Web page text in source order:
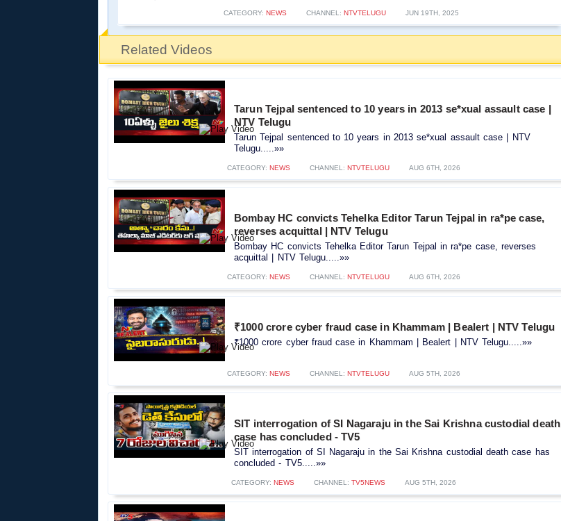
CATEGORY: NEWS CHANNEL: NTVTELUGU JUN 19TH, 2025
Related Videos
Tarun Tejpal sentenced to 10 years in 2013 se*xual assault case |
NTV Telugu
Tarun Tejpal sentenced to 10 years in 2013 se*xual assault case | NTV
Telugu.....»»
CATEGORY: NEWS CHANNEL: NTVTELUGU AUG 6TH, 2026
Bombay HC convicts Tehelka Editor Tarun Tejpal in ra*pe case,
reverses acquittal | NTV Telugu
Bombay HC convicts Tehelka Editor Tarun Tejpal in ra*pe case, reverses
acquittal | NTV Telugu.....»»
CATEGORY: NEWS CHANNEL: NTVTELUGU AUG 6TH, 2026
₹1000 crore cyber fraud case in Khammam | Bealert | NTV Telugu
₹1000 crore cyber fraud case in Khammam | Bealert | NTV Telugu.....»»
CATEGORY: NEWS CHANNEL: NTVTELUGU AUG 5TH, 2026
SIT interrogation of SI Nagaraju in the Sai Krishna custodial death
case has concluded - TV5
SIT interrogation of SI Nagaraju in the Sai Krishna custodial death case has
concluded - TV5.....»»
CATEGORY: NEWS CHANNEL: TV5NEWS AUG 5TH, 2026